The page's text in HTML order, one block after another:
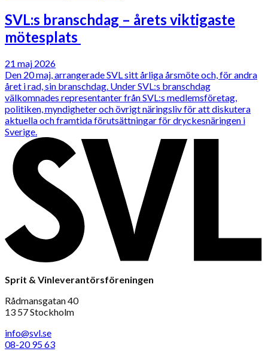
SVL:s branschdag – årets viktigaste
mötesplats
21 maj 2026
Den 20 maj, arrangerade SVL sitt årliga årsmöte och, för andra
året i rad, sin branschdag. Under SVL:s branschdag
välkomnades representanter från SVL:s medlemsföretag,
politiken, myndigheter och övrigt näringsliv för att diskutera
aktuella och framtida förutsättningar för dryckesnäringen i
Sverige.
Sprit & Vinleverantörsföreningen
Rådmansgatan 40
13 57 Stockholm
info@svl.se
08-20 95 63